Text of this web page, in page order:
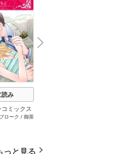
読み
ミックス
vol.1062
ローク / 御茶
ん子
N
e
x
t
っと見る